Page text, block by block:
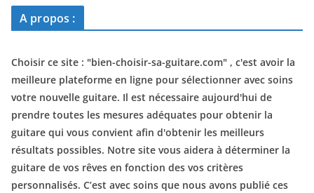
A propos :
Choisir ce site : "bien-choisir-sa-guitare.com" , c'est avoir la
meilleure plateforme en ligne pour sélectionner avec soins
votre nouvelle guitare. Il est nécessaire aujourd'hui de
prendre toutes les mesures adéquates pour obtenir la
guitare qui vous convient afin d'obtenir les meilleurs
résultats possibles. Notre site vous aidera à déterminer la
guitare de vos rêves en fonction des vos critères
personnalisés. C’est avec soins que nous avons publié ces